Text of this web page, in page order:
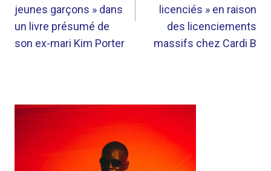
jeunes garçons » dans
un livre présumé de
son ex-mari Kim Porter
licenciés » en raison
des licenciements
massifs chez Cardi B